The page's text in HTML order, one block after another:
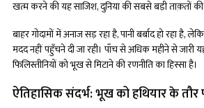
खत्म करने की यह साजिश, दुनिया की सबसे बड़ी ताक़तों
बाहर गोदामों में अनाज सड़ रहा है, पानी बर्बाद हो रहा है,
मदद नहीं पहुँचने दी जा रही। पाँच से अधिक महीने से जारी
फिलिस्तीनियों को भूख से मिटाने की रणनीति का हिस्सा है।
ऐतिहासिक संदर्भ: भूख को हथियार के तौर